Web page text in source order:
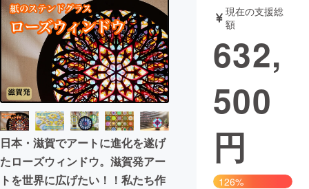
テクノロジー・ガジェット
映像・映画 書籍・雑誌
ビジネス・起業 チャレンジ
まちづくり・地域活性化
CAMPFIRE for Social Good
CAMPFIRE Creation
日本・滋賀でアートに進化を遂げ
たローズウィンドウ。滋賀発アー
トを世界に広げたい！！私たち作
現在の支援総
額
632,
500
円
126%